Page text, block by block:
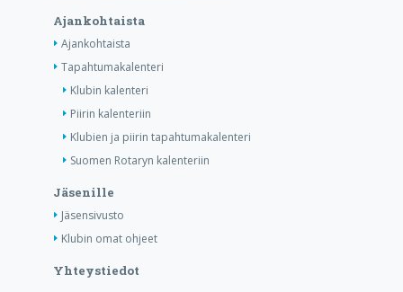
Ajankohtaista
Ajankohtaista
Tapahtumakalenteri
Klubin kalenteri
Piirin kalenteriin
Klubien ja piirin tapahtumakalenteri
Suomen Rotaryn kalenteriin
Jäsenille
Jäsensivusto
Klubin omat ohjeet
Yhteystiedot